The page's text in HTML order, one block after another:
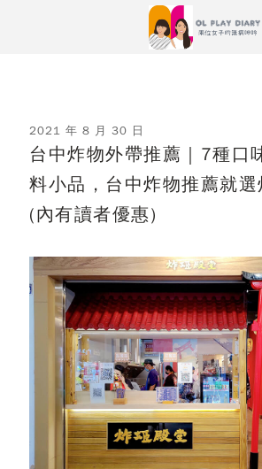
2021 年 8 月 30 日
台中炸物外帶推薦｜7種口
料小品，台中炸物推薦就選
(內有讀者優惠)